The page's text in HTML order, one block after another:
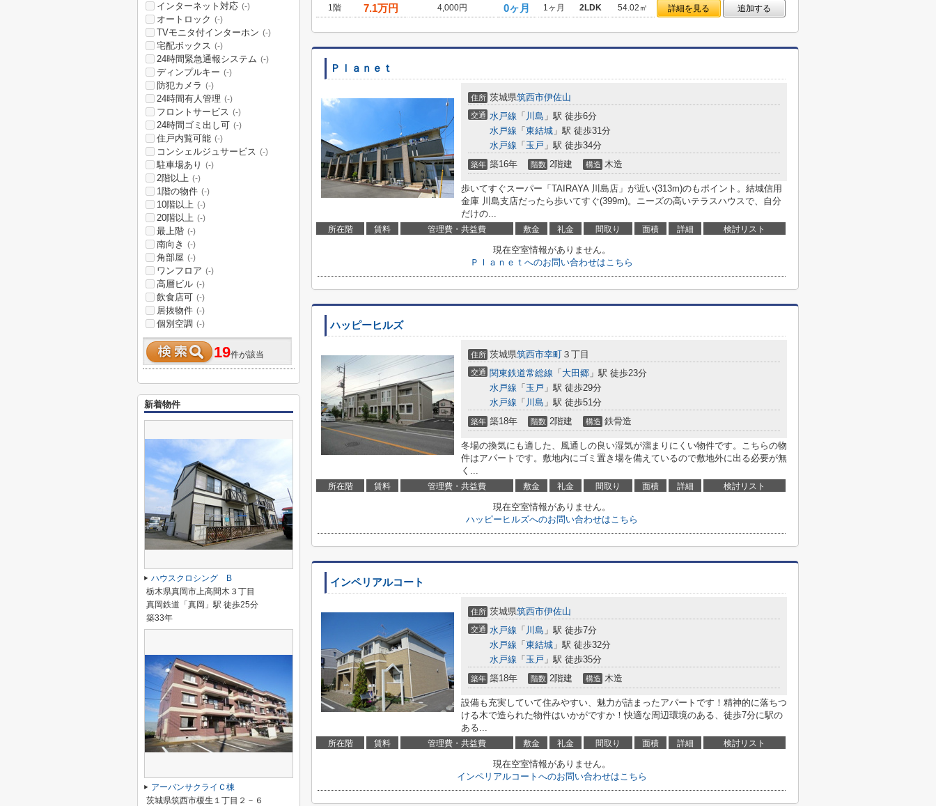
1階
7.1万円 4,000円 0ヶ月 1ヶ月 2LDK 54.02㎡ 詳細を見る 追加する
Ｐｌａｎｅｔ
住所 茨城県筑西市伊佐山
交通 水戸線 「 川島 」駅 徒歩6分
水戸線 「 東結城 」駅 徒歩31分
水戸線 「 玉戸 」駅 徒歩34分
築年 築16年 階数 2階建 構造 木造
歩いてすぐスーパー「TAIRAYA 川島店」が近い(313m)のもポイント。結城信用
金庫 川島支店だったら歩いてすぐ(399m)。ニーズの高いテラスハウスで、自分
だけの...
所在階 賃料 管理費・共益費 敷金 礼金 間取り 面積 詳細 検討リスト
現在空室情報がありません。
Ｐｌａｎｅｔへのお問い合わせはこちら
ハッピーヒルズ
住所 茨城県筑西市幸町 ３丁目
交通 関東鉄道常総線 「 大田郷 」駅 徒歩23分
水戸線 「 玉戸 」駅 徒歩29分
水戸線 「 川島 」駅 徒歩51分
築年 築18年 階数 2階建 構造 鉄骨造
冬場の換気にも適した、風通しの良い湿気が溜まりにくい物件です。こちらの物
件はアパートです。敷地内にゴミ置き場を備えているので敷地外に出る必要が無
く...
所在階 賃料 管理費・共益費 敷金 礼金 間取り 面積 詳細 検討リスト
現在空室情報がありません。
ハッピーヒルズへのお問い合わせはこちら
インペリアルコート
住所 茨城県筑西市伊佐山
交通 水戸線 「 川島 」駅 徒歩7分
水戸線 「 東結城 」駅 徒歩32分
水戸線 「 玉戸 」駅 徒歩35分
築年 築18年 階数 2階建 構造 木造
設備も充実していて住みやすい、魅力が詰まったアパートです！精神的に落ちつ
ける木で造られた物件はいかがですか！快適な周辺環境のある、徒歩7分に駅の
ある...
所在階 賃料 管理費・共益費 敷金 礼金 間取り 面積 詳細 検討リスト
現在空室情報がありません。
インペリアルコートへのお問い合わせはこちら
インターネット対応 (-)
オートロック (-)
TVモニタ付インターホン (-)
宅配ボックス (-)
24時間緊急通報システム (-)
ディンプルキー (-)
防犯カメラ (-)
24時間有人管理 (-)
フロントサービス (-)
24時間ゴミ出し可 (-)
住戸内覧可能 (-)
コンシェルジュサービス (-)
駐車場あり (-)
2階以上 (-)
1階の物件 (-)
10階以上 (-)
20階以上 (-)
最上階 (-)
南向き (-)
角部屋 (-)
ワンフロア (-)
高層ビル (-)
飲食店可 (-)
居抜物件 (-)
個別空調 (-)
19件が該当
新着物件
ハウスクロシング B
栃木県真岡市上高間木３丁目
真岡鉄道「真岡」駅 徒歩25分
築33年
アーバンサクライＣ棟
茨城県筑西市榎生１丁目２－６